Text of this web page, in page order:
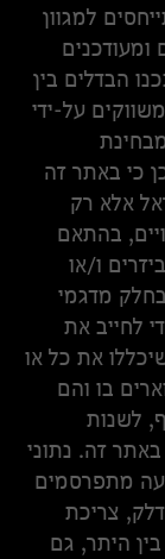
למגוון
הבדלים בין
על-ידי
כי באתר זה
אלא רק
בהתאם
ו/או
מדגמי
לחייב את
את כל או
בו והם
לשנות
זה. נתוני
מתפרסמים
צריכת
היתר, גם